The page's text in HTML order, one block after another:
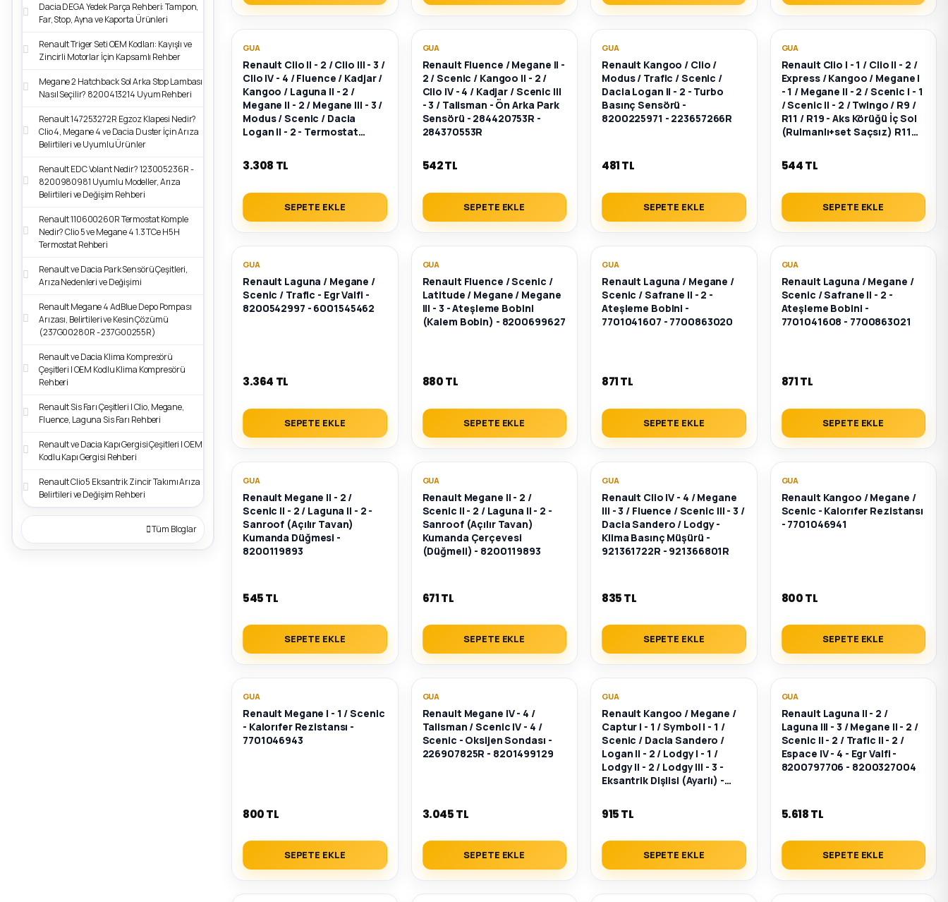
Dacia DEGA Yedek Parça Rehberi: Tampon,
Far, Stop, Ayna ve Kaporta Ürünleri
Renault Triger Seti OEM Kodları: Kayışlı ve
Zincirli Motorlar İçin Kapsamlı Rehber
Megane 2 Hatchback Sol Arka Stop Lambası
Nasıl Seçilir? 8200413214 Uyum Rehberi
Renault 147253272R Egzoz Klapesi Nedir?
Clio 4, Megane 4 ve Dacia Duster İçin Arıza
Belirtileri ve Uyumlu Ürünler
Renault EDC Volant Nedir? 123005236R -
8200980981 Uyumlu Modeller, Arıza
Belirtileri ve Değişim Rehberi
Renault 110600260R Termostat Komple
Nedir? Clio 5 ve Megane 4 1.3 TCe H5H
Termostat Rehberi
Renault ve Dacia Park Sensörü Çeşitleri,
Arıza Nedenleri ve Değişimi
Renault Megane 4 AdBlue Depo Pompası
Arızası, Belirtileri ve Kesin Çözümü
(237G00280R - 237G00255R)
Renault ve Dacia Klima Kompresörü
Çeşitleri | OEM Kodlu Klima Kompresörü
Rehberi
Renault Sis Farı Çeşitleri | Clio, Megane,
Fluence, Laguna Sis Farı Rehberi
Renault ve Dacia Kapı Gergisi Çeşitleri | OEM
Kodlu Kapı Gergisi Rehberi
Renault Clio 5 Eksantrik Zincir Takımı Arıza
Belirtileri ve Değişim Rehberi
Tüm Bloglar
GUA
Renault Clio II - 2 / Clio III - 3 /
Clio IV - 4 / Fluence / Kadjar /
Kangoo / Laguna II - 2 /
Megane II - 2 / Megane III - 3 /
Modus / Scenic / Dacia
Logan II - 2 - Termostat
1106000Q0Z
3.308 TL
SEPETE EKLE
GUA
Renault Fluence / Megane II -
2 / Scenic / Kangoo II - 2 /
Clio IV - 4 / Kadjar / Scenic III
- 3 / Talisman - Ön Arka Park
Sensörü - 284420753R -
284370553R
542 TL
SEPETE EKLE
GUA
Renault Kangoo / Clio /
Modus / Trafic / Scenic /
Dacia Logan II - 2 - Turbo
Basınç Sensörü -
8200225971 - 223657266R
481 TL
SEPETE EKLE
GUA
Renault Clio I - 1 / Clio II - 2 /
Express / Kangoo / Megane I
- 1 / Megane II - 2 / Scenic I - 1
/ Scenic II - 2 / Twingo / R9 /
R11 / R19 - Aks Körüğü İç Sol
(Rulmanlı+set Saçsız) R11
7701468576
544 TL
SEPETE EKLE
GUA
Renault Laguna / Megane /
Scenic / Trafic - Egr Valfi -
8200542997 - 6001545462
3.364 TL
SEPETE EKLE
GUA
Renault Fluence / Scenic /
Latitude / Megane / Megane
III - 3 - Ateşleme Bobini
(Kalem Bobin) - 8200699627
880 TL
SEPETE EKLE
GUA
Renault Laguna / Megane /
Scenic / Safrane II - 2 -
Ateşleme Bobini -
7701041607 - 7700863020
871 TL
SEPETE EKLE
GUA
Renault Laguna / Megane /
Scenic / Safrane II - 2 -
Ateşleme Bobini -
7701041608 - 7700863021
871 TL
SEPETE EKLE
GUA
Renault Megane II - 2 /
Scenic II - 2 / Laguna II - 2 -
Sanroof (Açılır Tavan)
Kumanda Düğmesi -
8200119893
545 TL
SEPETE EKLE
GUA
Renault Megane II - 2 /
Scenic II - 2 / Laguna II - 2 -
Sanroof (Açılır Tavan)
Kumanda Çerçevesi
(Düğmeli) - 8200119893
671 TL
SEPETE EKLE
GUA
Renault Clio IV - 4 / Megane
III - 3 / Fluence / Scenic III - 3 /
Dacia Sandero / Lodgy -
Klima Basınç Müşürü -
921361722R - 921366801R
835 TL
SEPETE EKLE
GUA
Renault Kangoo / Megane /
Scenic - Kalorıfer Rezistansı
- 7701046941
800 TL
SEPETE EKLE
GUA
Renault Megane I - 1 / Scenic
- Kalorıfer Rezistansı -
7701046943
800 TL
SEPETE EKLE
GUA
Renault Megane IV - 4 /
Talisman / Scenic IV - 4 /
Scenic - Oksijen Sondası -
226907825R - 8201499129
3.045 TL
SEPETE EKLE
GUA
Renault Kangoo / Megane /
Captur I - 1 / Symbol I - 1 /
Scenic / Dacia Sandero /
Logan II - 2 / Lodgy I - 1 /
Lodgy II - 2 / Lodgy III - 3 -
Eksantrik Dişlisi (Ayarlı) -
915 TL
SEPETE EKLE
GUA
Renault Laguna II - 2 /
Laguna III - 3 / Megane II - 2 /
Scenic II - 2 / Trafic II - 2 /
Espace IV - 4 - Egr Valfi -
8200797706 - 8200327004
5.618 TL
SEPETE EKLE